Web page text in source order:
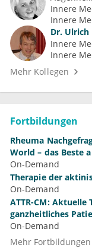
Innere
Innere
Dr. Ulrich
Innere
Innere
Mehr Kollegen
Fortbildungen
Rheuma
World – das Beste
On-Demand
Therapie der
On-Demand
ATTR-CM:
ganzheitliches
On-Demand
Mehr Fortbildungen